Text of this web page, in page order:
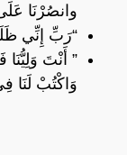
وانصُرْنَا
“رَبِّ إِنِّي
” أَنْتَ وَلِيُّنَا
وَاكْتُبْ لَنَا